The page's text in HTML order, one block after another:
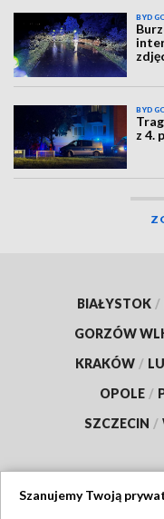
z 4.
BIAŁYSTOK /
GORZÓW
KRAKÓW /
OPOLE /
SZCZECIN /
Szanujemy Twoją